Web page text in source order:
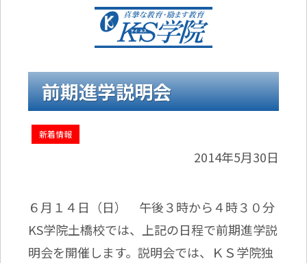
前期進学説明会
新着情報
2014年5月30日
６月１４日（日） 午後３時から４時３０分
KS学院土橋校では、上記の日程で前期進学説
明会を開催します。説明会では、ＫＳ学院独